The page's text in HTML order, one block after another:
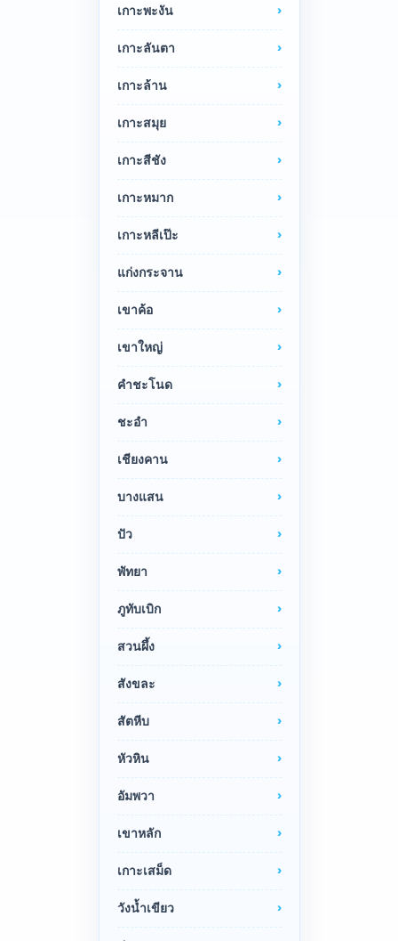
เกาะพะงัน
เกาะลันตา
เกาะล้าน
เกาะสมุย
เกาะสีชัง
เกาะหมาก
เกาะหลีเป๊ะ
แก่งกระจาน
เขาค้อ
เขาใหญ่
คำชะโนด
ชะอำ
เชียงคาน
บางแสน
ปัว
พัทยา
ภูทับเบิก
สวนผึ้ง
สังขละ
สัตหีบ
หัวหิน
อัมพวา
เขาหลัก
เกาะเสม็ด
วังน้ำเขียว